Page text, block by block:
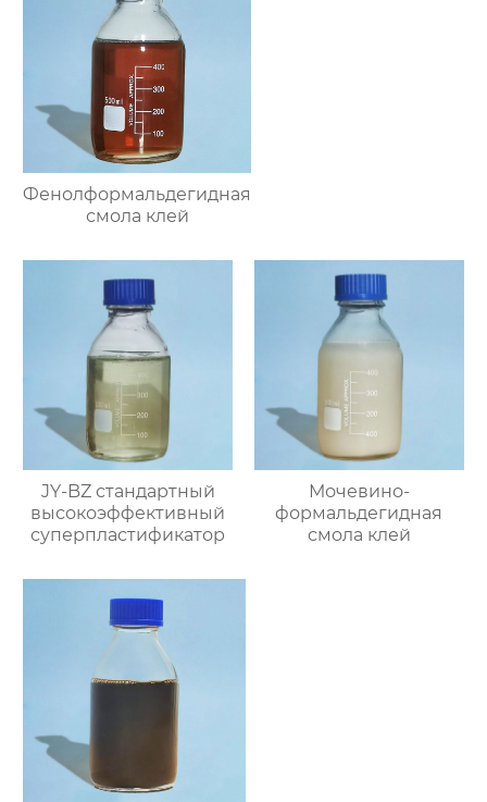
Фенолформальдегидная
смола клей
JY-BZ стандартный
высокоэффективный
суперпластификатор
Мочевино-
формальдегидная
смола клей